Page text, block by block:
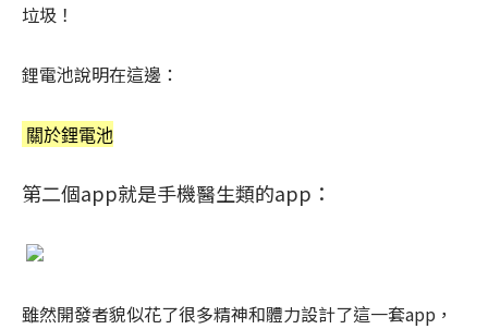
垃圾！
鋰電池說明在這邊：
關於鋰電池
第二個app就是手機醫生類的app：
雖然開發者貌似花了很多精神和體力設計了這一套app，